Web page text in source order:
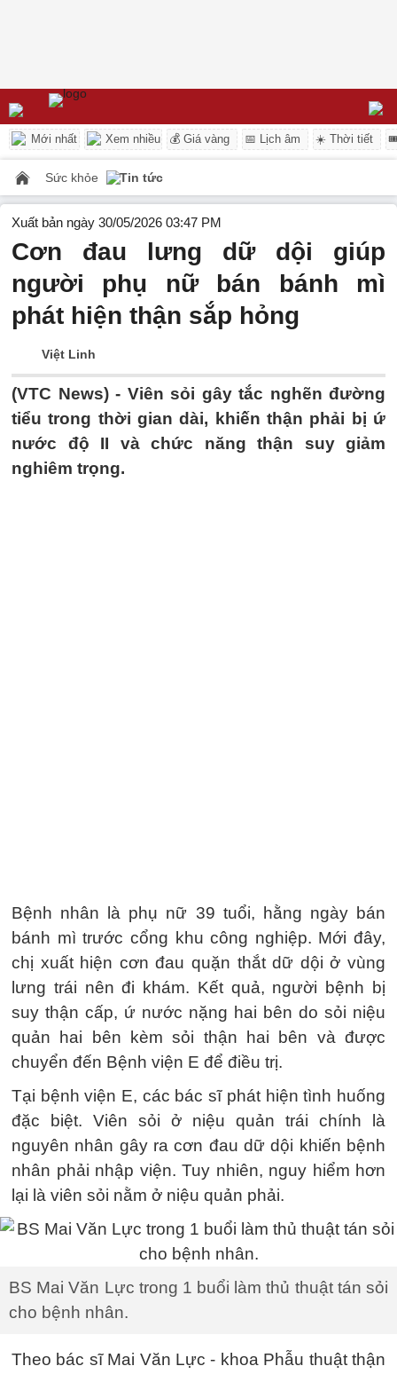
Mới nhất Xem nhiều 💰 Giá vàng 📅 Lịch âm ☀️ Thời tiết
Sức khỏe Tin tức
Xuất bản ngày 30/05/2026 03:47 PM
Cơn đau lưng dữ dội giúp
người phụ nữ bán bánh mì
phát hiện thận sắp hỏng
Việt Linh
(VTC News) - Viên sỏi gây tắc nghẽn đường
tiểu trong thời gian dài, khiến thận phải bị ứ
nước độ II và chức năng thận suy giảm
nghiêm trọng.
Bệnh nhân là phụ nữ 39 tuổi, hằng ngày bán
bánh mì trước cổng khu công nghiệp. Mới đây,
chị xuất hiện cơn đau quặn thắt dữ dội ở vùng
lưng trái nên đi khám. Kết quả, người bệnh bị
suy thận cấp, ứ nước nặng hai bên do sỏi niệu
quản hai bên kèm sỏi thận hai bên và được
chuyển đến Bệnh viện E để điều trị.
Tại bệnh viện E, các bác sĩ phát hiện tình huống
đặc biệt. Viên sỏi ở niệu quản trái chính là
nguyên nhân gây ra cơn đau dữ dội khiến bệnh
nhân phải nhập viện. Tuy nhiên, nguy hiểm hơn
lại là viên sỏi nằm ở niệu quản phải.
BS Mai Văn Lực trong 1 buổi làm thủ thuật tán sỏi
cho bệnh nhân.
Theo bác sĩ Mai Văn Lực - khoa Phẫu thuật thận